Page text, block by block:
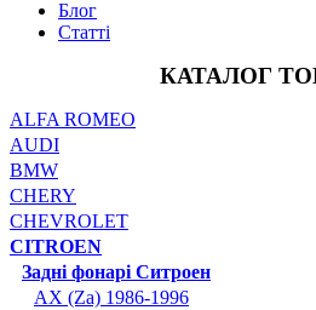
Блог
Статті
КАТАЛОГ
ALFA ROMEO
AUDI
BMW
CHERY
CHEVROLET
CITROEN
Задні фонарі Ситроен
AX (Za) 1986-1996